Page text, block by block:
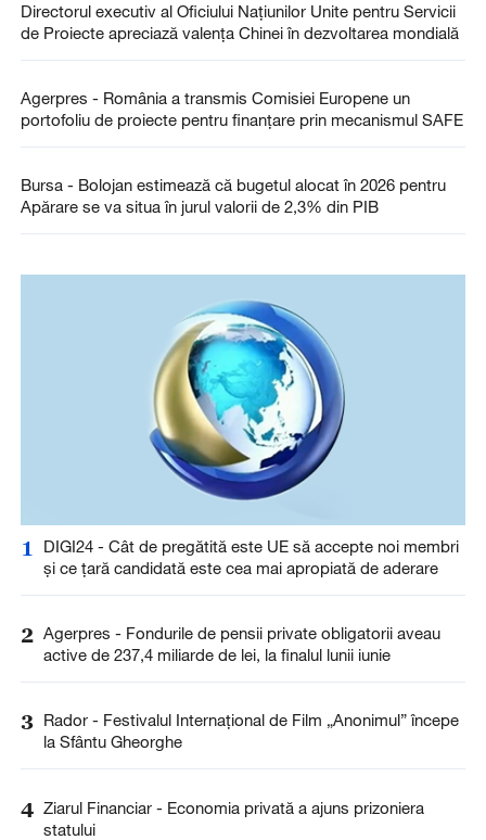
Directorul executiv al Oficiului Națiunilor Unite pentru Servicii
de Proiecte apreciază valența Chinei în dezvoltarea mondială
Agerpres - România a transmis Comisiei Europene un
portofoliu de proiecte pentru finanțare prin mecanismul SAFE
Bursa - Bolojan estimează că bugetul alocat în 2026 pentru
Apărare se va situa în jurul valorii de 2,3% din PIB
1
DIGI24 - Cât de pregătită este UE să accepte noi membri
și ce țară candidată este cea mai apropiată de aderare
2 Agerpres - Fondurile de pensii private obligatorii aveau
active de 237,4 miliarde de lei, la finalul lunii iunie
3 Rador - Festivalul Internaţional de Film „Anonimul” începe
la Sfântu Gheorghe
4 Ziarul Financiar - Economia privată a ajuns prizoniera
statului